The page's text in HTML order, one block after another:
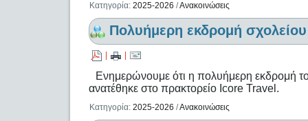
Κατηγορία:2025-2026 /Ανακοινώσεις
Πολυήμερη εκδρομή σχολείου
Ενημερώνουμε ότι η πολυήμερη εκδρομή
ανατέθηκε στο πρακτορείο Icore Travel.
Κατηγορία:2025-2026 /Ανακοινώσεις